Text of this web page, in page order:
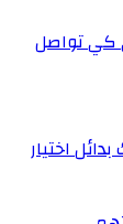
كي تواصل
اختيار